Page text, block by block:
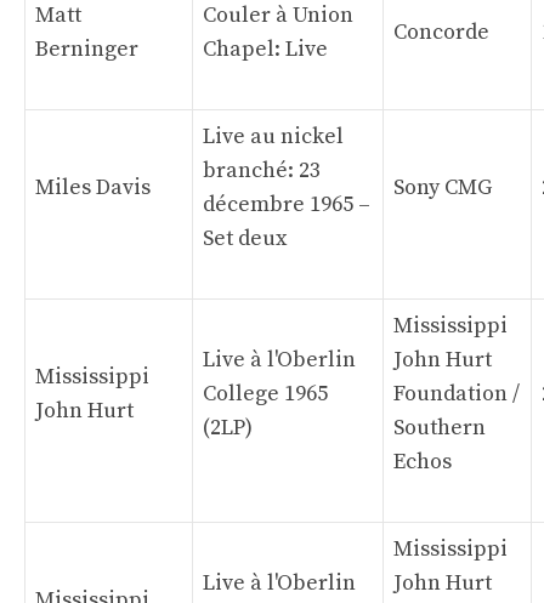
Matt
Berninger
Couler à Union
Chapel: Live
Concorde
Miles Davis
Live au nickel
branché: 23
décembre 1965 –
Set deux
Sony CMG
Mississippi
John Hurt
Live à l'Oberlin
College 1965
(2LP)
Mississippi
John Hurt
Foundation /
Southern
Echos
Live à l'Oberlin
Mississippi
John Hurt